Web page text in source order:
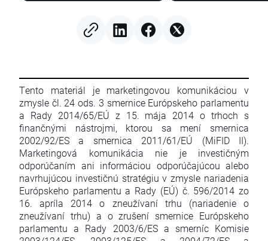
Tento materiál je marketingovou komunikáciou v
zmysle čl. 24 ods. 3 smernice Európskeho parlamentu
a Rady 2014/65/EÚ z 15. mája 2014 o trhoch s
finančnými nástrojmi, ktorou sa mení smernica
2002/92/ES a smernica 2011/61/EÚ (MiFID II).
Marketingová komunikácia nie je investičným
odporúčaním ani informáciou odporúčajúcou alebo
navrhujúcou investičnú stratégiu v zmysle nariadenia
Európskeho parlamentu a Rady (EÚ) č. 596/2014 zo
16. apríla 2014 o zneužívaní trhu (nariadenie o
zneužívaní trhu) a o zrušení smernice Európskeho
parlamentu a Rady 2003/6/ES a smerníc Komisie